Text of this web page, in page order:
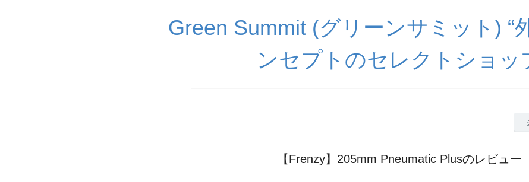
Green Summit (グリーンサミット) “
ンセプトのセレクトショッ
【Frenzy】205mm Pneumatic Plusのレビュー